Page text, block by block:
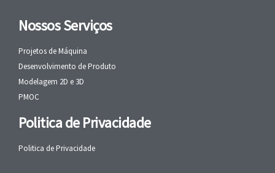
Nossos Serviços
Projetos de Máquina
Desenvolvimento de Produto
Modelagem 2D e 3D
PMOC
Politica de Privacidade
Politica de Privacidade